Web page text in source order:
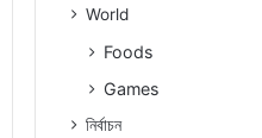
World
Foods
Games
নিৰ্বাচন